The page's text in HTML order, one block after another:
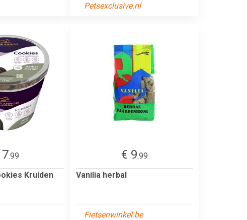
Petsexclusive.nl
.99
Kruiden
€ 9.99
Vanilia herbal
Fietsenwinkel.be